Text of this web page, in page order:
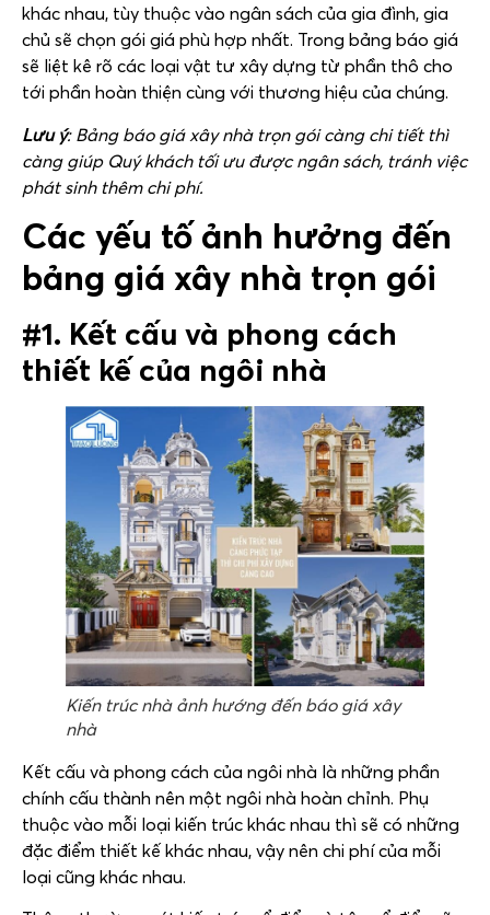
khác nhau, tùy thuộc vào ngân sách của gia đình, gia
chủ sẽ chọn gói giá phù hợp nhất. Trong bảng báo giá
sẽ liệt kê rõ các loại vật tư xây dựng từ phần thô cho
tới phần hoàn thiện cùng với thương hiệu của chúng.
Lưu ý: Bảng báo giá xây nhà trọn gói càng chi tiết thì
càng giúp Quý khách tối ưu được ngân sách, tránh việc
phát sinh thêm chi phí.
Các yếu tố ảnh hưởng đến
bảng giá xây nhà trọn gói
#1. Kết cấu và phong cách
thiết kế của ngôi nhà
Kiến trúc nhà ảnh hướng đến báo giá xây
nhà
Kết cấu và phong cách của ngôi nhà là những phần
chính cấu thành nên một ngôi nhà hoàn chỉnh. Phụ
thuộc vào mỗi loại kiến trúc khác nhau thì sẽ có những
đặc điểm thiết kế khác nhau, vậy nên chi phí của mỗi
loại cũng khác nhau.